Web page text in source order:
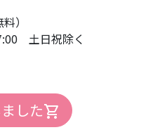
）
土日祝除く
したshopping_cart